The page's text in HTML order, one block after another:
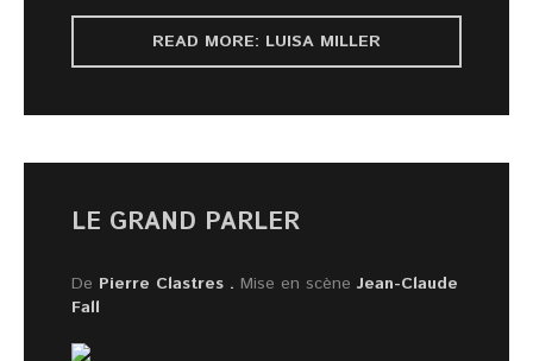
READ MORE: LUISA MILLER
LE GRAND PARLER
De Pierre Clastres . Mise en scène Jean-Claude
Fall